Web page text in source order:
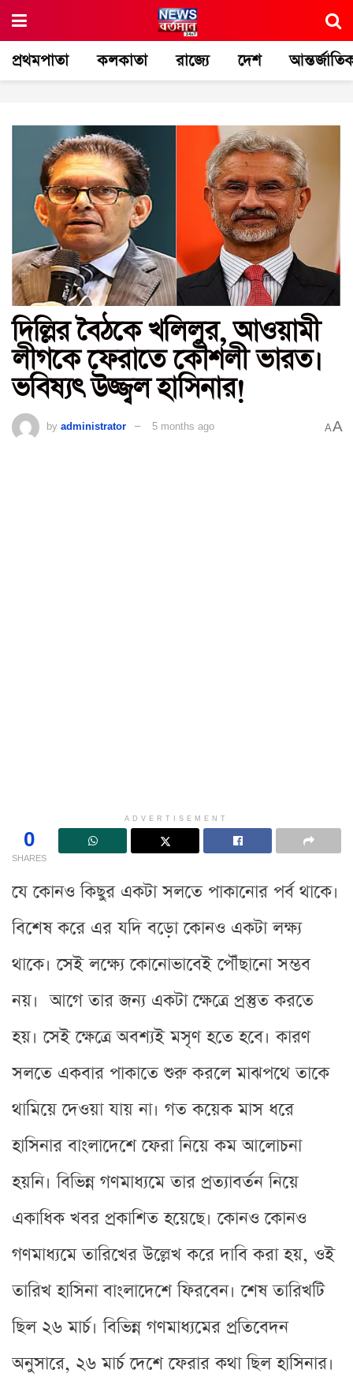
প্রথমপাতা কলকাতা রাজ্যে দেশ
দিল্লির বৈঠকে খলিলুর, আওয়ামী
লীগকে ফেরাতে কৌশলী ভারত।
ভবিষ্যৎ উজ্জ্বল হাসিনার!
by administrator 5 months ago AA
ADVERTISEMENT
0
SHARES
যে কোনও কিছুর একটা সলতে পাকানোর পর্ব থাকে।
বিশেষ করে এর যদি বড়ো কোনও একটা লক্ষ্য
থাকে। সেই লক্ষ্যে কোনোভাবেই পৌঁছানো সম্ভব
নয়। আগে তার জন্য একটা ক্ষেত্রে প্রস্তুত করতে
হয়। সেই ক্ষেত্রে অবশ্যই মসৃণ হতে হবে। কারণ
সলতে একবার পাকাতে শুরু করলে মাঝপথে তাকে
থামিয়ে দেওয়া যায় না। গত কয়েক মাস ধরে
হাসিনার বাংলাদেশে ফেরা নিয়ে কম আলোচনা
হয়নি। বিভিন্ন গণমাধ্যমে তার প্রত্যাবর্তন নিয়ে
একাধিক খবর প্রকাশিত হয়েছে। কোনও কোনও
গণমাধ্যমে তারিখের উল্লেখ করে দাবি করা হয়, ওই
তারিখ হাসিনা বাংলাদেশে ফিরবেন। শেষ তারিখটি
ছিল ২৬ মার্চ। বিভিন্ন গণমাধ্যমের প্রতিবেদন
অনুসারে, ২৬ মার্চ দেশে ফেরার কথা ছিল হাসিনার।